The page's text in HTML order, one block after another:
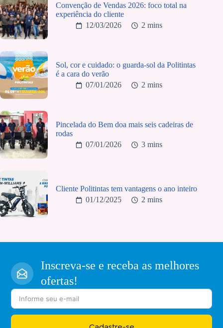
Convenção de Vendas 2026: foco total na
experiência do cliente
12/03/2026
2 mins
Sol, cor e cuidado: o guarda-sol da Politintas
é a cara do verão
07/01/2026
2 mins
Pincelada do Bem doa mais seis cadeiras de
rodas
07/01/2026
3 mins
Cliente Politintas tem vantagens o ano inteiro
01/12/2025
2 mins
Inscreva-se e receba as melhores
ofertas!